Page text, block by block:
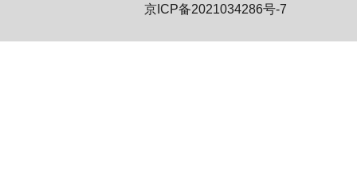
京ICP备2021034286号-7